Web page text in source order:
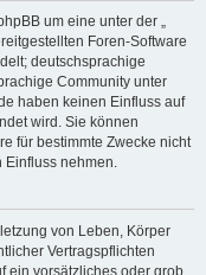
um eine unter der „
Foren-Software
deutschsprachige
Community unter
haben keinen Einfluss auf
wird. Sie können
für bestimmte Zwecke nicht
Einfluss nehmen.
von Leben, Körper
Vertragspflichten
ein vorsätzliches oder grob